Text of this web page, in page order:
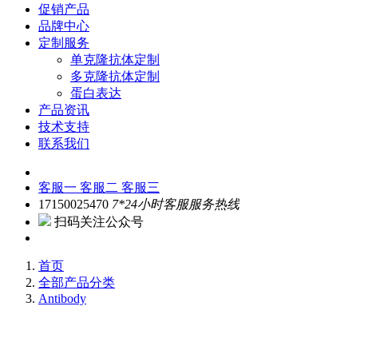
促销产品
品牌中心
定制服务
单克隆抗体定制
多克隆抗体定制
蛋白表达
产品资讯
技术支持
联系我们
客服一 客服二 客服三
17150025470 7*24小时客服服务热线
扫码关注公众号
首页
全部产品分类
Antibody